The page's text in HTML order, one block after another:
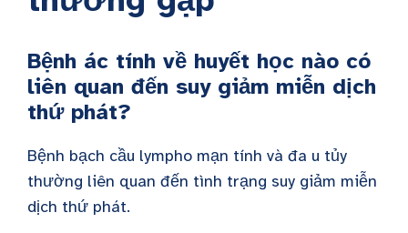
Bệnh ác tính về huyết học nào có
liên quan đến suy giảm miễn dịch
thứ phát?
Bệnh bạch cầu lympho mạn tính và đa u tủy
thường liên quan đến tình trạng suy giảm miễn
dịch thứ phát.